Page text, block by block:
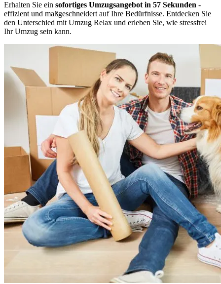
Erhalten Sie ein sofortiges Umzugsangebot in 57 Sekunden -
effizient und maßgeschneidert auf Ihre Bedürfnisse. Entdecken Sie
den Unterschied mit Umzug Relax und erleben Sie, wie stressfrei
Ihr Umzug sein kann.